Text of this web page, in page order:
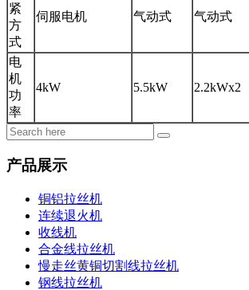
紧
方
式
伺服电机 气动式 气动式
电
机
功
率
4kW 5.5kW 2.2kWx2
产品展示
铜铝拉丝机
连续退火机
收线机
合金线拉丝机
慢走丝黄铜切割线拉丝机
钢线拉丝机